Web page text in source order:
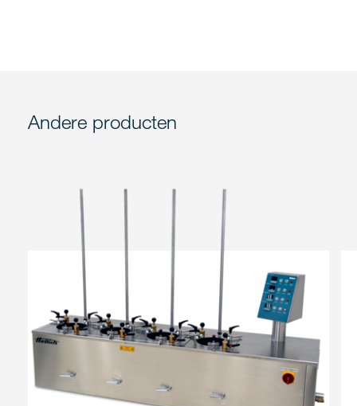
Andere producten